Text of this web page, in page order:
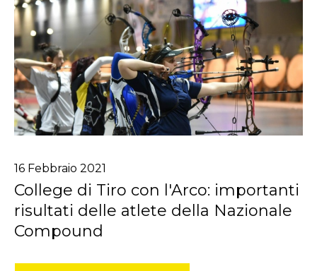
16 Febbraio 2021
College di Tiro con l'Arco: importanti
risultati delle atlete della Nazionale
Compound